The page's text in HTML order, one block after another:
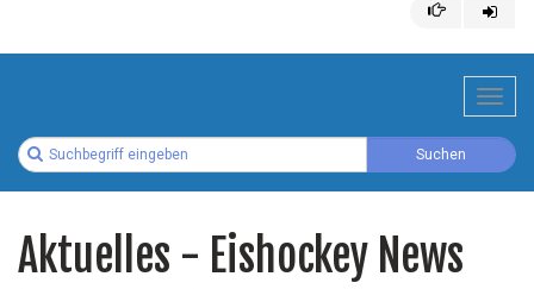
Aktuelles - Eishockey News